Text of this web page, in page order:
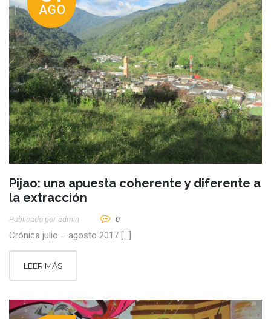
AGO
Pijao: una apuesta coherente y diferente a
la extracción
Publicado por Admin 0
Crónica julio – agosto 2017 […]
LEER MÁS